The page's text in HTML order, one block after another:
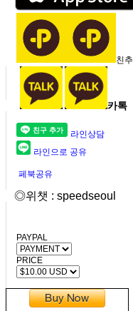
친추
카톡
라인상담
라인으로 공유
페북공유
◎위챗 : speedseoul
PAYPAL
PRICE